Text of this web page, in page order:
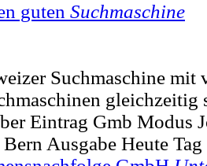
guten Suchmaschine
Suchmaschine mit
gleichzeitig
Eintrag Gmb Modus
Ausgabe Heute